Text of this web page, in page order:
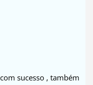
sucesso , também